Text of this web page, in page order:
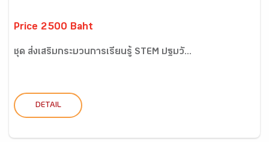
Price 2500 Baht
ชุด ส่งเสริมกระบวนการเรียนรู้ STEM ปฐมวั...
DETAIL